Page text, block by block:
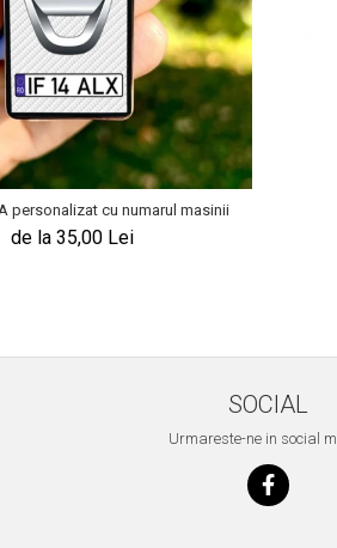
personalizat cu numarul masinii
de la 35,00 Lei
SOCIAL
Urmareste-ne in social